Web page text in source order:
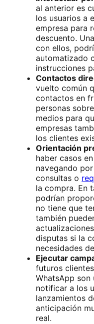
al anterior es
los usuarios a
empresa para
descuento.
con ellos,
automatizado
instrucciones
Contactos
vuelto común
contactos en
personas
medios para
empresas
los clientes
Orientación
haber casos
navegando
consultas o
la compra. En
podrían
no tiene que
también
disputas si la
necesidades
Ejecutar
futuros
WhatsApp son
notificar a los
lanzamientos
anticipación
real.